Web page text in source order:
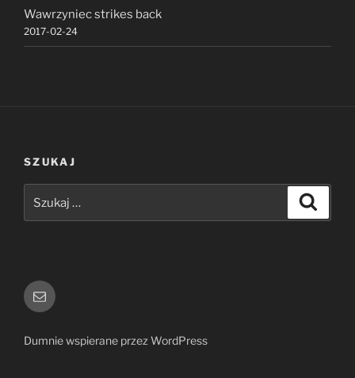
Wawrzyniec strikes back
2017-02-24
SZUKAJ
E-
mail
Dumnie wspierane przez WordPress